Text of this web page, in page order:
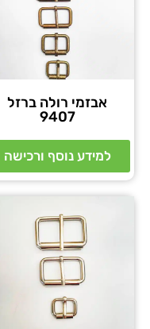
אבזמי רולה ברזל
9407
למידע נוסף ורכישה